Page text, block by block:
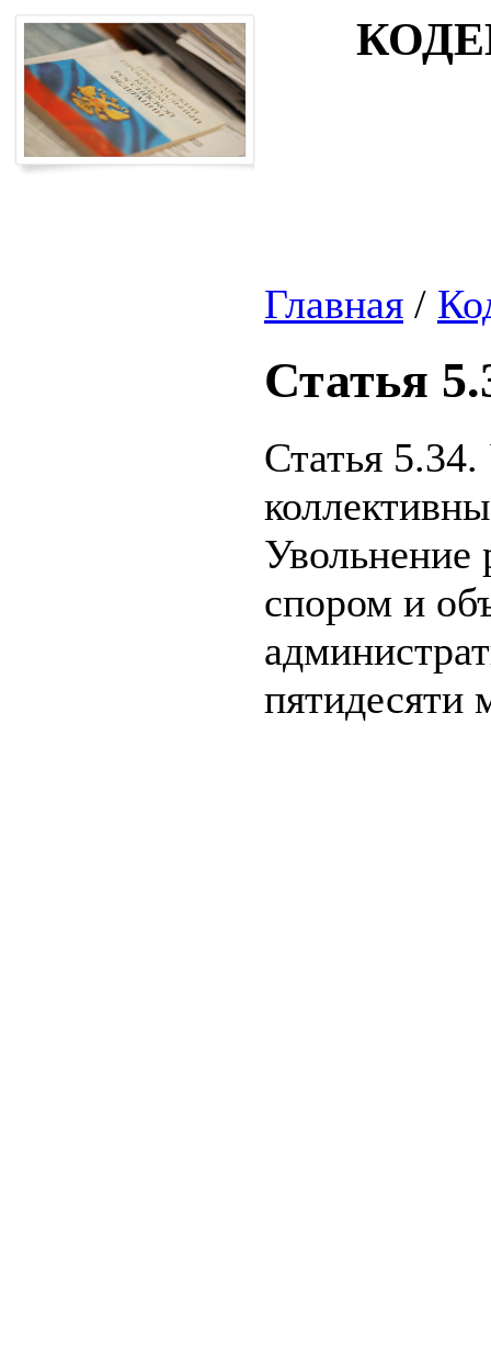
Главная /
Статья
Статья 5.34.
Увольнение
спором и
пятидесяти